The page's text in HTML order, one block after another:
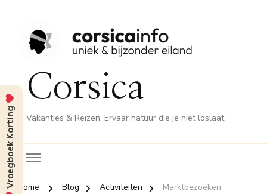
Corsica
Vakanties & Reizen: Ervaar natuur die je niet loslaat
Home Blog Activiteiten Marktbezoeken
Vroegboek Korting